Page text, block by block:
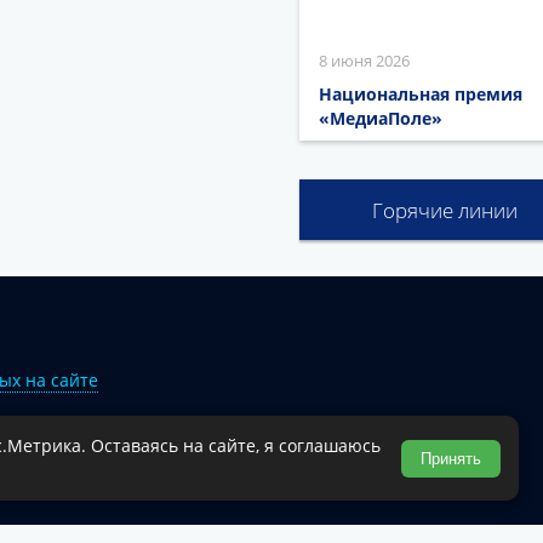
8 июня 2026
Национальная премия
«МедиаПоле»
Горячие линии
на сайте
муниципального округа.
Оставаясь на сайте, я соглашаюсь
Принять